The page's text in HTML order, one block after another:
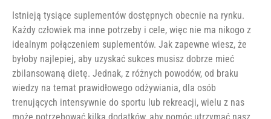
Istnieją tysiące suplementów dostępnych obecnie na rynku.
Każdy człowiek ma inne potrzeby i cele, więc nie ma nikogo z
idealnym połączeniem suplementów. Jak zapewne wiesz, że
byłoby najlepiej, aby uzyskać sukces musisz dobrze mieć
zbilansowaną dietę. Jednak, z różnych powodów, od braku
wiedzy na temat prawidłowego odżywiania, dla osób
trenujących intensywnie do sportu lub rekreacji, wielu z nas
może potrzebować kilka dodatków, aby pomóc utrzymać nasz